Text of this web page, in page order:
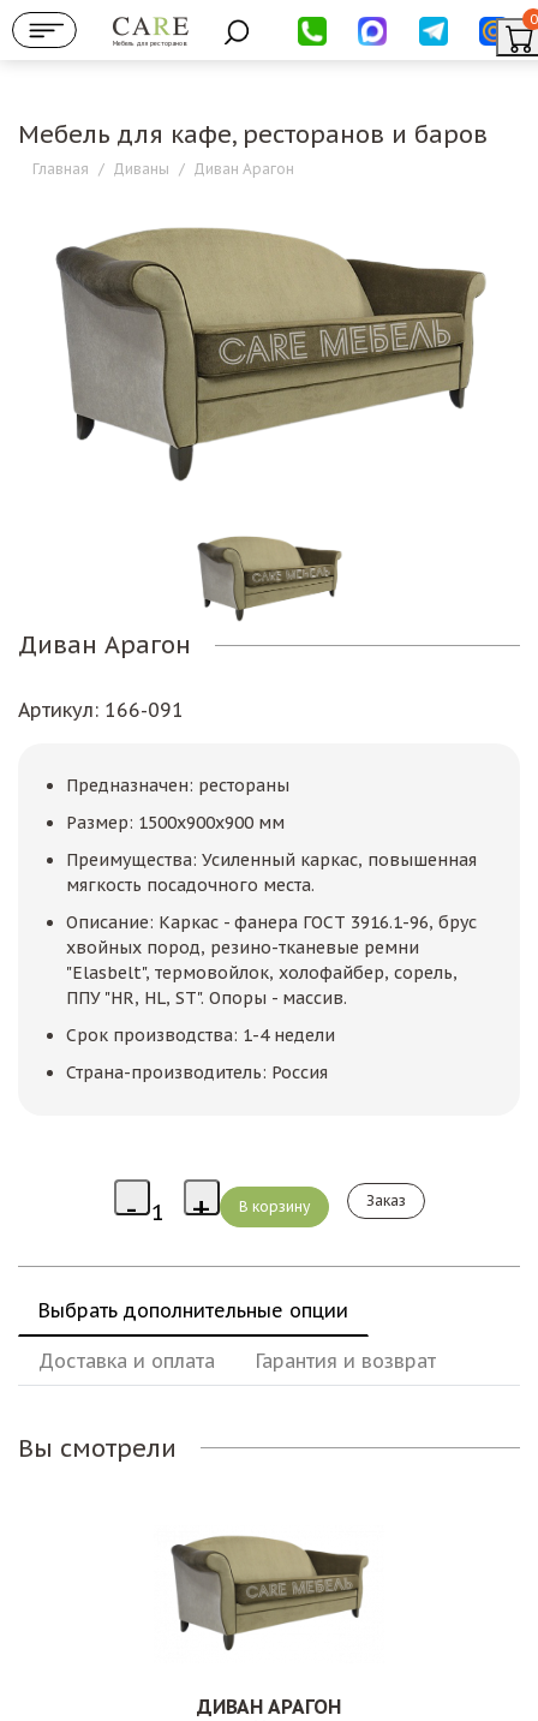
Мебель для ресторанов
0
Мебель для кафе, ресторанов и баров
Главная / Диваны / Диван Арагон
Диван Арагон
Артикул: 166-091
Предназначен: рестораны
Размер: 1500х900х900 мм
Преимущества: Усиленный каркас, повышенная
мягкость посадочного места.
Описание: Каркас - фанера ГОСТ 3916.1-96, брус
хвойных пород, резино-тканевые ремни
"Elasbelt", термовойлок, холофайбер, сорель,
ППУ "HR, HL, ST". Опоры - массив.
Срок производства: 1-4 недели
Страна-производитель: Россия
Заказ
Выбрать дополнительные опции
Доставка и оплата Гарантия и возврат
Вы смотрели
ДИВАН АРАГОН